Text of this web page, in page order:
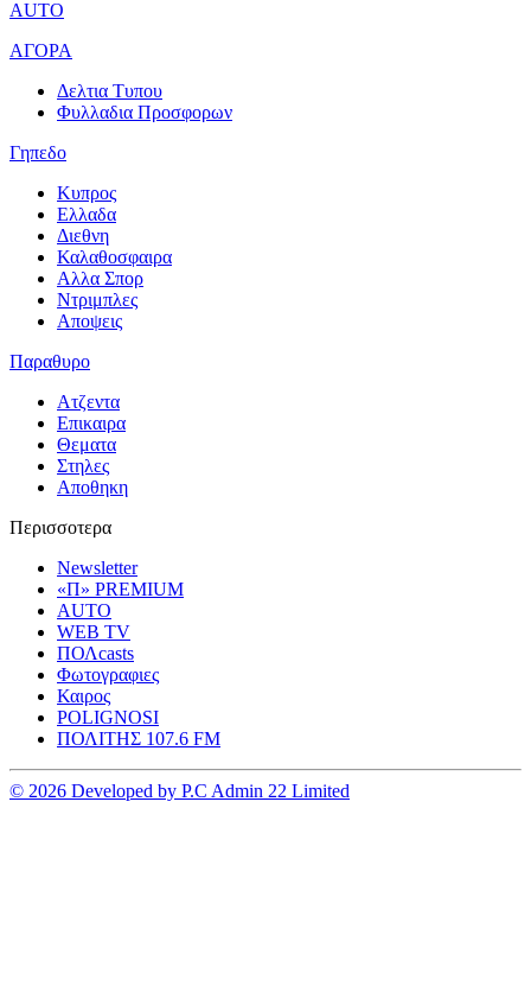
AUTO
ΑΓΟΡΑ
Δελτια Τυπου
Φυλλαδια Προσφορων
Γηπεδο
Κυπρος
Ελλαδα
Διεθνη
Καλαθοσφαιρα
Αλλα Σπορ
Ντριμπλες
Αποψεις
Παραθυρο
Ατζεντα
Επικαιρα
Θεματα
Στηλες
Αποθηκη
Περισσοτερα
Newsletter
«Π» PREMIUM
AUTO
WEB TV
ΠΟΛcasts
Φωτογραφιες
Καιρος
POLIGNOSI
ΠΟΛΙΤΗΣ 107.6 FM
© 2026 Developed by P.C Admin 22 Limited